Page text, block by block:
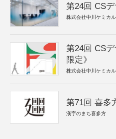
第24回 CS
株式会社中川ケミカル
第24回 CS
限定》
株式会社中川ケミカル
第71回 喜多
漢字のまち喜多方